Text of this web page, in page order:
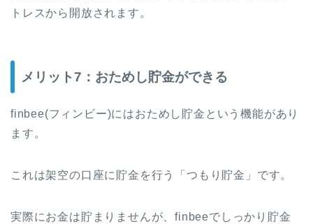
トレスから開放されます。
メリット7：おためし貯金ができる
finbee(フィンビー)にはおためし貯金という機能があり
ます。
これは架空の口座に貯金を行う「つもり貯金」です。
実際にお金は貯まりませんが、finbeeでしっかり貯金